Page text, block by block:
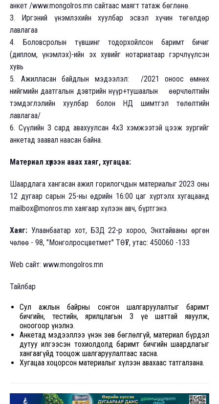
анкет /www.mongolros.mn сайтаас маягт татаж бөглөнө.
3. Иргэний үнэмлэхийн хуулбар эсвэл хүчин төгөлдөр
лавлагаа
4. Боловсролын түвшинг тодорхойлсон баримт бичиг
(диплом, үнэмлэх)-ийн эх хувийг нотариатаар гэрчлүүлсэн
хувь
5. Ажилласан байдлын мэдээлэл: /2021 оноос өмнөх
нийгмийн даатгалын дэвтрийн нүүр+тушаалын өөрчлөлтийн
тэмдэглэлийн хуулбар болон НД шимтгэл төлөлтийн
лавлагаа/
6. Сүүлийн 3 сард авахуулсан 4х3 хэмжээтэй цээж зургийг
анкетад заавал наасан байна.
Материал хүлээн авах хаяг, хугацаа:
Шаардлага хангасан ажил горилогчдын материалыг 2023 оны
12 дугаар сарын 25-ны өдрийн 16:00 цаг хүртэлх хугацаанд
mailbox@monros.mn хаягаар хүлээн авч, бүртгэнэ.
Хаяг: Улаанбаатар хот, БЗД 22-р хороо, Энхтайваны өргөн
чөлөө - 98, "Монголросцветмет" ТӨҮГ, утас: 450060 -133
Web сайт: www.mongolros.mn
Тайлбар
Сул ажлын байрны сонгон шалгаруулалтыг баримт
бичгийн, тестийн, ярилцлагын 3 үе шаттай явуулж,
оноогоор үнэлнэ.
Анкетад мэдээллээ үнэн зөв бөглөлгүй, материал бүрдэл
дутуу илгээсэн тохиолдолд баримт бичгийн шаардлагыг
хангаагүйд тооцож шалгаруулалтаас хасна.
Хугацаа хоцорсон материалыг хүлээн авахаас татгалзана.